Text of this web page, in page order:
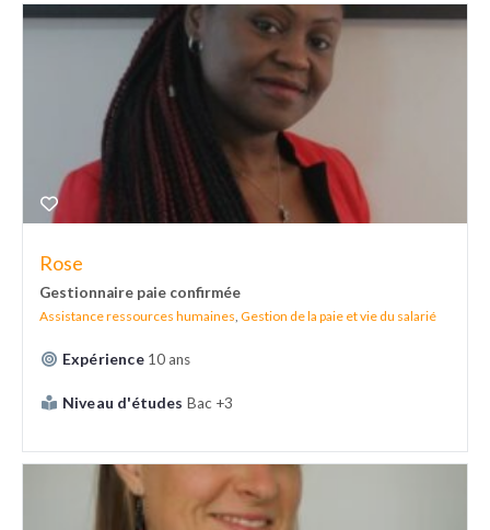
Rose
Gestionnaire paie confirmée
Assistance ressources humaines Gestion de la paie et vie du salarié
Expérience 10 ans
Niveau d'études Bac +3